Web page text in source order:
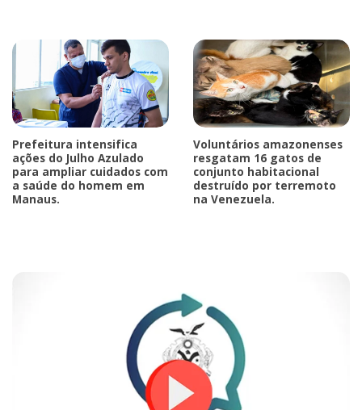
Prefeitura intensifica
ações do Julho Azulado
para ampliar cuidados com
a saúde do homem em
Manaus.
Voluntários amazonenses
resgatam 16 gatos de
conjunto habitacional
destruído por terremoto
na Venezuela.